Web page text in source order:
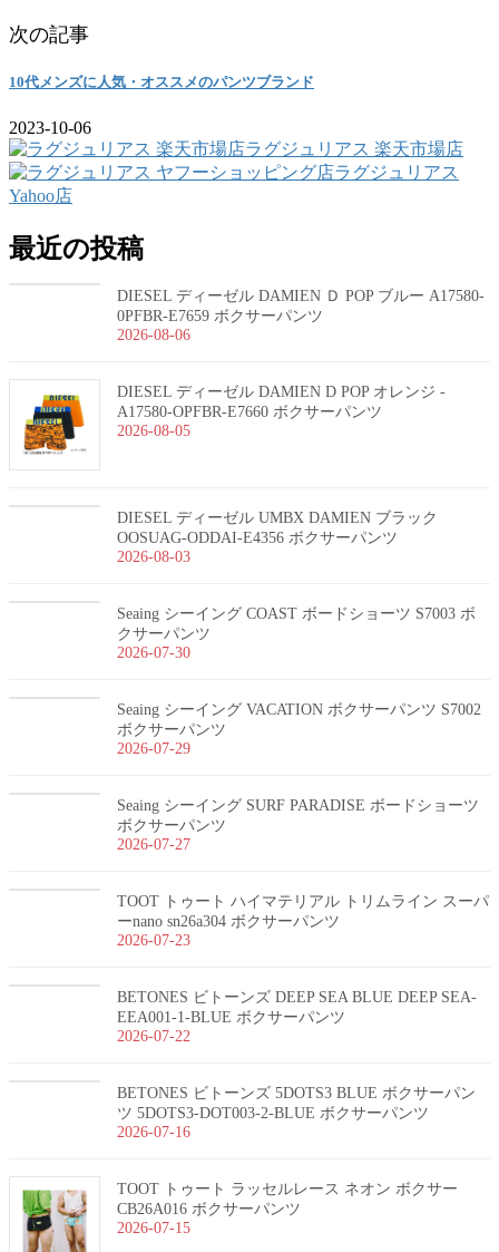
次の記事
10代メンズに人気・オススメのパンツブランド
2023-10-06
ラグジュリアス 楽天市場店
ラグジュリアス
Yahoo店
最近の投稿
DIESEL ディーゼル DAMIEN Ｄ POP ブルー A17580-
0PFBR-E7659 ボクサーパンツ
2026-08-06
DIESEL ディーゼル DAMIEN D POP オレンジ -
A17580-OPFBR-E7660 ボクサーパンツ
2026-08-05
DIESEL ディーゼル UMBX DAMIEN ブラック
OOSUAG-ODDAI-E4356 ボクサーパンツ
2026-08-03
Seaing シーイング COAST ボードショーツ S7003 ボ
クサーパンツ
2026-07-30
Seaing シーイング VACATION ボクサーパンツ S7002
ボクサーパンツ
2026-07-29
Seaing シーイング SURF PARADISE ボードショーツ
ボクサーパンツ
2026-07-27
TOOT トゥート ハイマテリアル トリムライン スーパ
ーnano sn26a304 ボクサーパンツ
2026-07-23
BETONES ビトーンズ DEEP SEA BLUE DEEP SEA-
EEA001-1-BLUE ボクサーパンツ
2026-07-22
BETONES ビトーンズ 5DOTS3 BLUE ボクサーパン
ツ 5DOTS3-DOT003-2-BLUE ボクサーパンツ
2026-07-16
TOOT トゥート ラッセルレース ネオン ボクサー
CB26A016 ボクサーパンツ
2026-07-15